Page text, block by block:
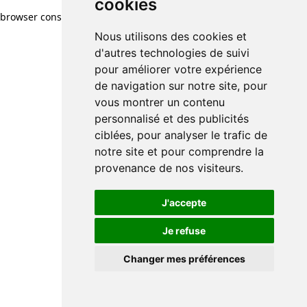
cookies
Nous utilisons des cookies et
d'autres technologies de suivi
pour améliorer votre expérience
de navigation sur notre site, pour
vous montrer un contenu
personnalisé et des publicités
ciblées, pour analyser le trafic de
notre site et pour comprendre la
provenance de nos visiteurs.
J'accepte
Je refuse
Changer mes préférences
browser console for more information)